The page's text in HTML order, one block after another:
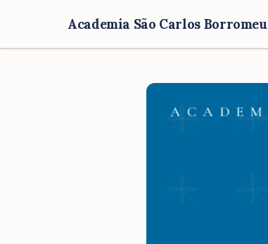
Academia São Carlos Borromeu